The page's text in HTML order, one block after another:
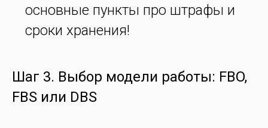
основные пункты про штрафы и
сроки хранения!
Шаг 3. Выбор модели работы: FBO,
FBS или DBS